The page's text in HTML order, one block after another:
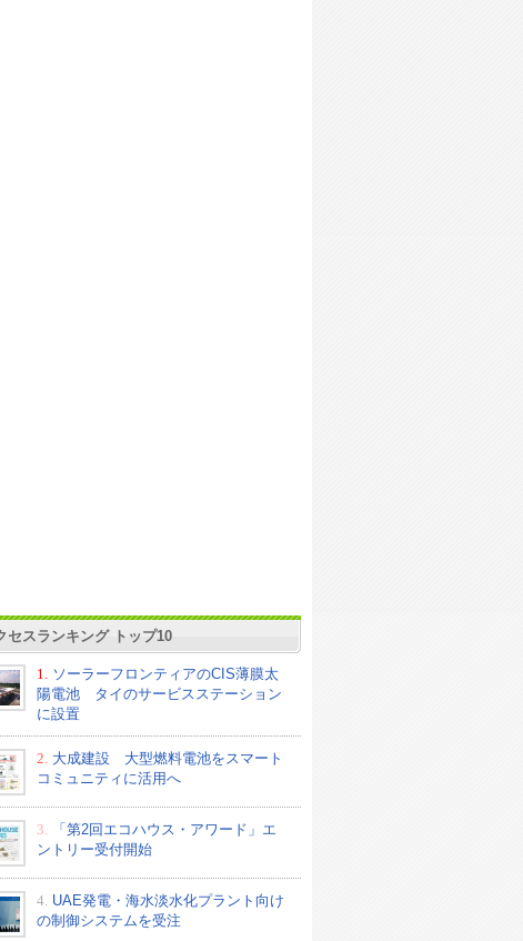
セスランキング トップ10
1.
ソーラーフロンティアのCIS薄膜太
陽電池 タイのサービスステーション
に設置
2. 大成建設 大型燃料電池をスマート
コミュニティに活用へ
3.
「第2回エコハウス・アワード」エ
ントリー受付開始
4. UAE発電・海水淡水化プラント向け
の制御システムを受注